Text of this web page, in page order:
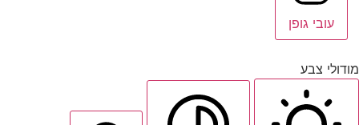
עובי גופן
מודולי צבע